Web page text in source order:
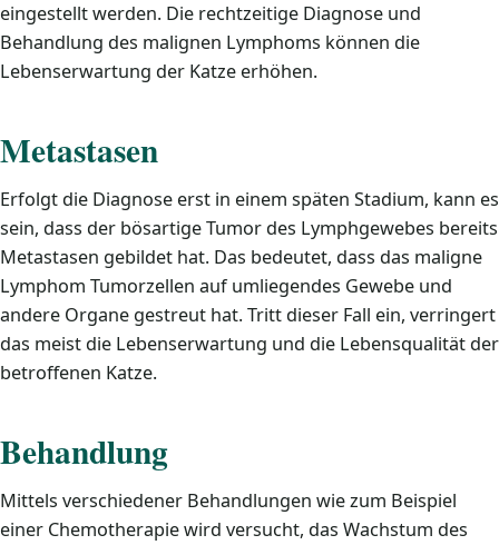
eingestellt werden. Die rechtzeitige Diagnose und
Behandlung des malignen Lymphoms können die
Lebenserwartung der Katze erhöhen.
Metastasen
Erfolgt die Diagnose erst in einem späten Stadium, kann es
sein, dass der bösartige Tumor des Lymphgewebes bereits
Metastasen gebildet hat. Das bedeutet, dass das maligne
Lymphom Tumorzellen auf umliegendes Gewebe und
andere Organe gestreut hat. Tritt dieser Fall ein, verringert
das meist die Lebenserwartung und die Lebensqualität der
betroffenen Katze.
Behandlung
Mittels verschiedener Behandlungen wie zum Beispiel
einer Chemotherapie wird versucht, das Wachstum des